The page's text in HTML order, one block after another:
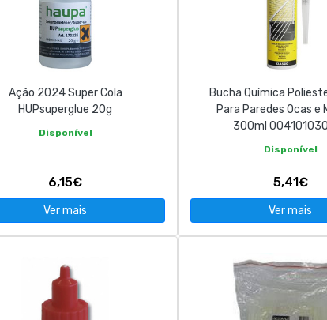
Ação 2024 Super Cola
HUPsuperglue 20g
Disponível
6,15€
Ver mais
Bucha Química
Para Paredes Ocas e
300ml
Disponível
5,41€
Ver mais